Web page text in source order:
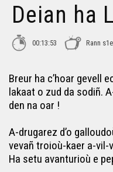
Deian ha
00:13:53 Rann
Breur ha c’hoar gevell
lakaat o zud da sodiñ.
den na oar !
A-drugarez d’o
vevañ troioù-kaer a-vil-
Ha setu avanturioù e